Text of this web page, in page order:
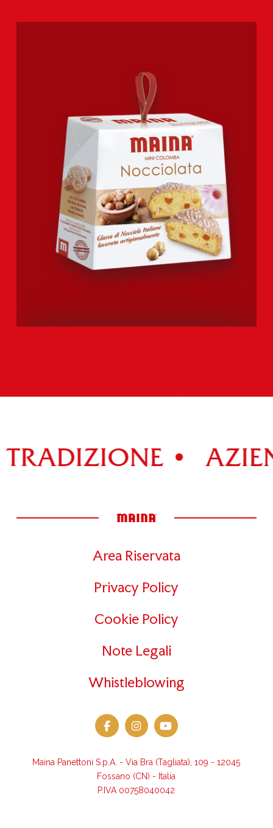
•
Area Riservata
Privacy Policy
Cookie Policy
Note Legali
Whistleblowing
Maina Panettoni S.p.A. - Via Bra (Tagliata), 109 - 12045
Fossano (CN) - Italia
P.IVA 00758040042